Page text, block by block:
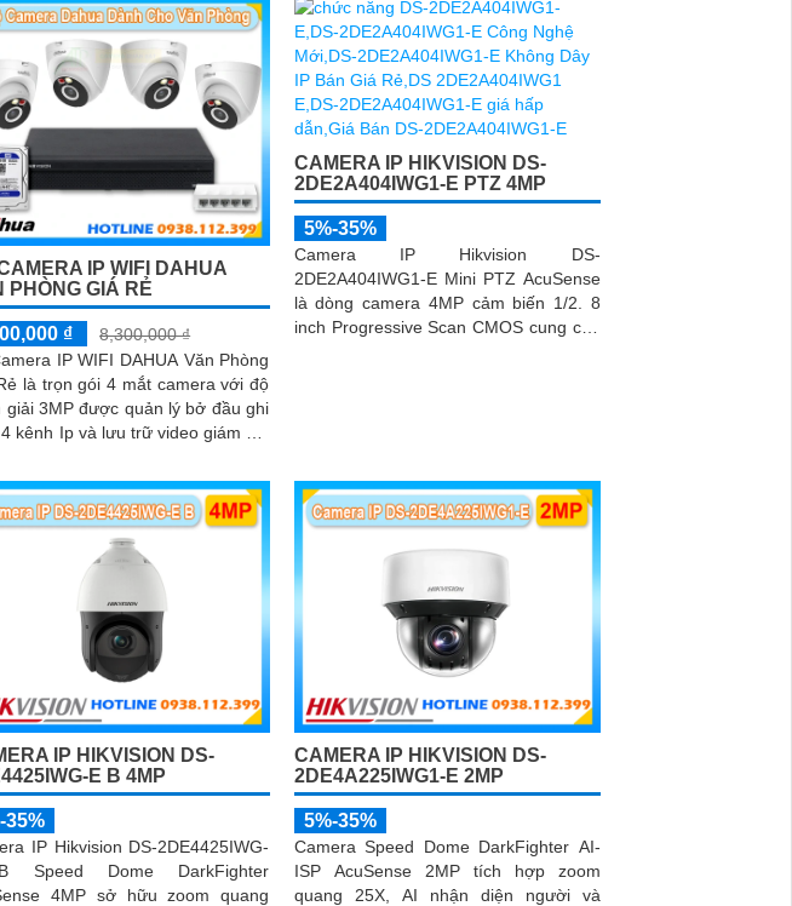
IP WIFI DAHUA
PHÒNG GIÁ RẺ
₫
8,300,000 ₫
IP WIFI DAHUA Văn Phòng
là trọn gói 4 mắt camera với độ
giải 3MP được quản lý bở đầu ghi
kênh Ip và lưu trữ video giám sát
đủ các chưc năng như AI Phát
chuyển động, đàm thoại âm thanh
và giám sát có màu vào ban
CAMERA IP HIKVISION DS-
2DE2A404IWG1-E PTZ 4MP
5%-35%
Camera IP Hikvision DS-
2DE2A404IWG1-E Mini PTZ AcuSense
là dòng camera 4MP cảm biến 1/2. 8
inch Progressive Scan CMOS cung cấp
IP HIKVISION DS-
E B 4MP
35%
IP Hikvision DS-2DE4425IWG-
Speed Dome DarkFighter
4MP sở hữu zoom quang
CAMERA IP HIKVISION DS-
2DE4A225IWG1-E 2MP
5%-35%
Camera Speed Dome DarkFighter AI-
ISP AcuSense 2MP tích hợp zoom
quang 25X, AI nhận diện người và